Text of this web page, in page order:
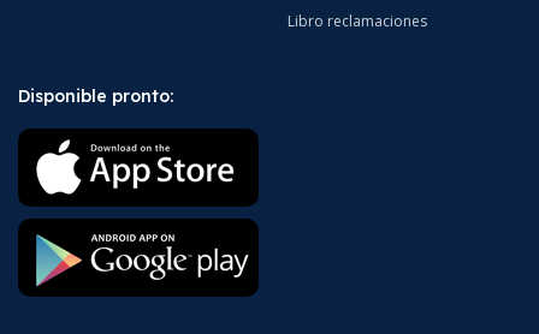
Libro reclamaciones
Disponible pronto: